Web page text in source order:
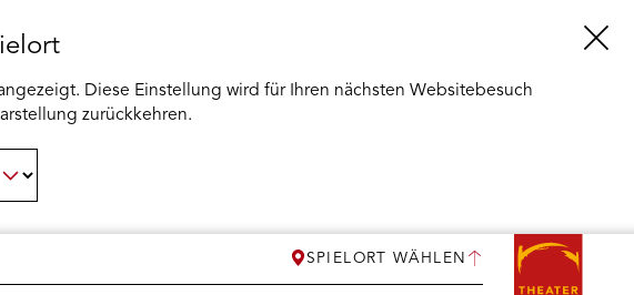
SPIELORT WÄHLEN
Diese Einstellung wird für Ihren nächsten Websitebesuch
zurückkehren.